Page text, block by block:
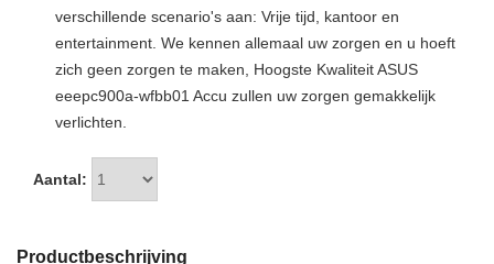
verschillende scenario's aan: Vrije tijd, kantoor en
entertainment. We kennen allemaal uw zorgen en u hoeft
zich geen zorgen te maken, Hoogste Kwaliteit ASUS
eeepc900a-wfbb01 Accu zullen uw zorgen gemakkelijk
verlichten.
Aantal:
Productbeschrijving